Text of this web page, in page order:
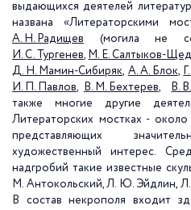
выдающихся деятелей
названа «Литераторскими
А. Н. Радищев (могила не
И. С. Тургенев, М. Е. Салтыков-
Д. Н. Мамин-Сибиряк, А. А. Блок,
И. П. Павлов, В. М. Бехтерев, В.
также многие другие
Литераторских мостках -
представляющих
художественный интерес.
надгробий такие известные
М. Антокольский, Л. Ю. Эйдлин,
В состав некрополя входит